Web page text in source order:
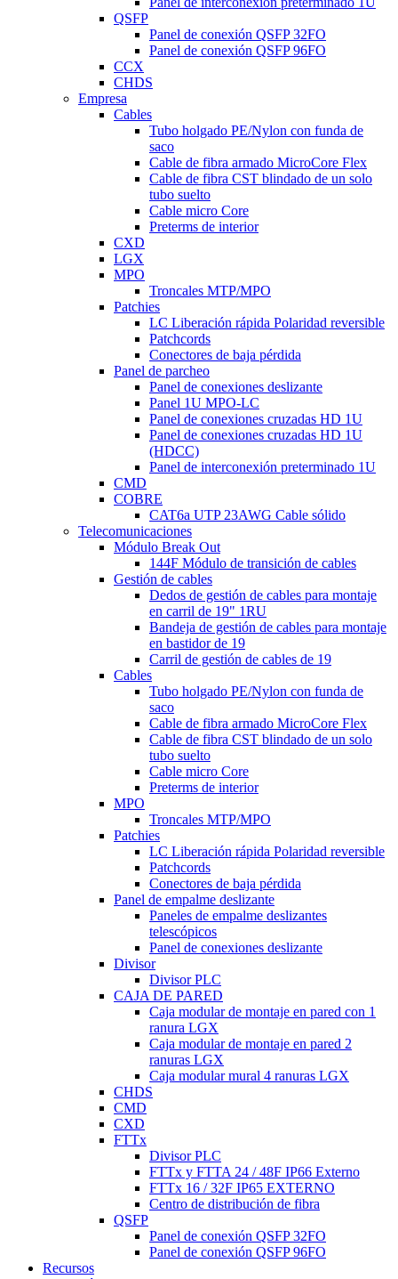
QSFP
Panel de conexión QSFP 32FO
Panel de conexión QSFP 96FO
CCX
CHDS
Empresa
Cables
Tubo holgado PE/Nylon con funda de
saco
Cable de fibra armado MicroCore Flex
Cable de fibra CST blindado de un solo
tubo suelto
Cable micro Core
Preterms de interior
CXD
LGX
MPO
Troncales MTP/MPO
Patchies
LC Liberación rápida Polaridad reversible
Patchcords
Conectores de baja pérdida
Panel de parcheo
Panel de conexiones deslizante
Panel 1U MPO-LC
Panel de conexiones cruzadas HD 1U
Panel de conexiones cruzadas HD 1U
(HDCC)
Panel de interconexión preterminado 1U
CMD
COBRE
CAT6a UTP 23AWG Cable sólido
Telecomunicaciones
Módulo Break Out
144F Módulo de transición de cables
Gestión de cables
Dedos de gestión de cables para montaje
en carril de 19" 1RU
Bandeja de gestión de cables para montaje
en bastidor de 19
Carril de gestión de cables de 19
Cables
Tubo holgado PE/Nylon con funda de
saco
Cable de fibra armado MicroCore Flex
Cable de fibra CST blindado de un solo
tubo suelto
Cable micro Core
Preterms de interior
MPO
Troncales MTP/MPO
Patchies
LC Liberación rápida Polaridad reversible
Patchcords
Conectores de baja pérdida
Panel de empalme deslizante
Paneles de empalme deslizantes
telescópicos
Panel de conexiones deslizante
Divisor
Divisor PLC
CAJA DE PARED
Caja modular de montaje en pared con 1
ranura LGX
Caja modular de montaje en pared 2
ranuras LGX
Caja modular mural 4 ranuras LGX
CHDS
CMD
CXD
FTTx
Divisor PLC
FTTx y FTTA 24 / 48F IP66 Externo
FTTx 16 / 32F IP65 EXTERNO
Centro de distribución de fibra
QSFP
Panel de conexión QSFP 32FO
Panel de conexión QSFP 96FO
Recursos